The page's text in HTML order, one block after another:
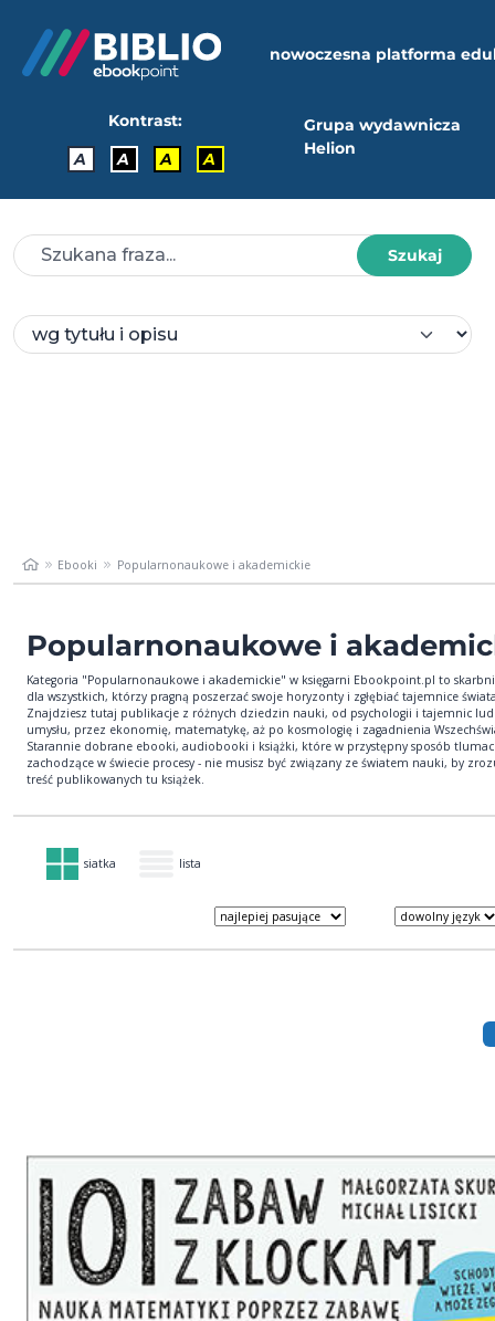
nowoczesna platforma
Kontrast:
A
A A A
Grupa wydawnicza
Helion
Szukaj
Ebooki Popularnonaukowe i akademickie
Popularnonaukowe i
Kategoria "Popularnonaukowe i akademickie" w księgarni Ebookpoint.pl to
dla wszystkich, którzy pragną poszerzać swoje horyzonty i zgłębiać tajemnice
Znajdziesz tutaj publikacje z różnych dziedzin nauki, od psychologii i tajemnic
umysłu, przez ekonomię, matematykę, aż po kosmologię i zagadnienia
Starannie dobrane ebooki, audiobooki i książki, które w przystępny sposób
zachodzące w świecie procesy - nie musisz być związany ze światem nauki, by
treść publikowanych tu książek.
siatka lista